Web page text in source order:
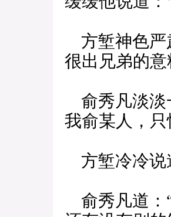
方堑神色严
很出兄弟的意
俞秀凡淡淡
我俞某人，
方堑冷冷说
俞秀凡道：